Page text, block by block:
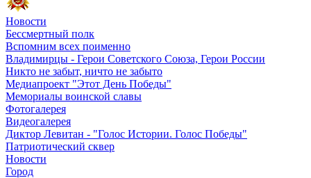
Новости
Бессмертный полк
Вспомним всех поименно
Владимирцы - Герои Советского Союза, Герои России
Никто не забыт, ничто не забыто
Медиапроект "Этот День Победы"
Мемориалы воинской славы
Фотогалерея
Видеогалерея
Диктор Левитан - "Голос Истории. Голос Победы"
Патриотический сквер
Новости
Город